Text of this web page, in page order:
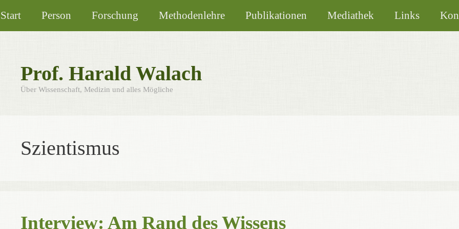
Inhalt
springen
Start Person Forschung Methodenlehre Publikationen Mediathek Links
Prof. Harald Walach
Über Wissenschaft, Medizin und alles Mögliche
Szientismus
Interview: Am Rand des Wissens